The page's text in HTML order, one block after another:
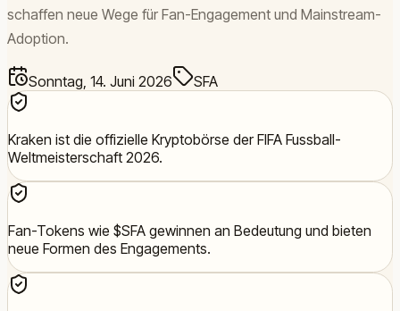
schaffen neue Wege für Fan-Engagement und Mainstream-
Adoption.
Sonntag, 14. Juni 2026 SFA
Kraken ist die offizielle Kryptobörse der FIFA Fussball-
Weltmeisterschaft 2026.
Fan-Tokens wie $SFA gewinnen an Bedeutung und bieten
neue Formen des Engagements.